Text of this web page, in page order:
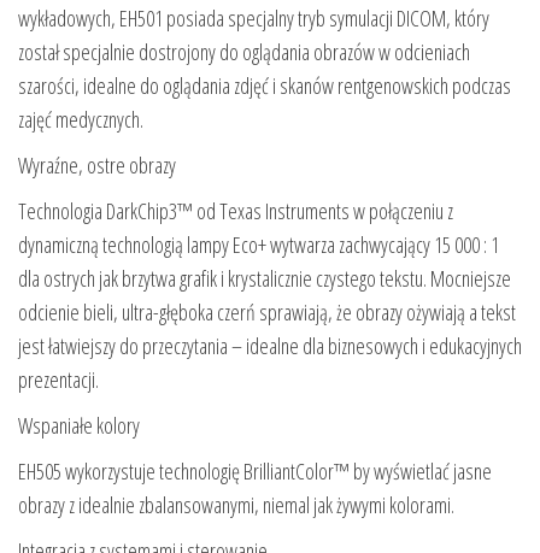
wykładowych, EH501 posiada specjalny tryb symulacji DICOM, który
został specjalnie dostrojony do oglądania obrazów w odcieniach
szarości, idealne do oglądania zdjęć i skanów rentgenowskich podczas
zajęć medycznych.
Wyraźne, ostre obrazy
Technologia DarkChip3™ od Texas Instruments w połączeniu z
dynamiczną technologią lampy Eco+ wytwarza zachwycający 15 000 : 1
dla ostrych jak brzytwa grafik i krystalicznie czystego tekstu. Mocniejsze
odcienie bieli, ultra-głęboka czerń sprawiają, że obrazy ożywiają a tekst
jest łatwiejszy do przeczytania – idealne dla biznesowych i edukacyjnych
prezentacji.
Wspaniałe kolory
EH505 wykorzystuje technologię BrilliantColor™ by wyświetlać jasne
obrazy z idealnie zbalansowanymi, niemal jak żywymi kolorami.